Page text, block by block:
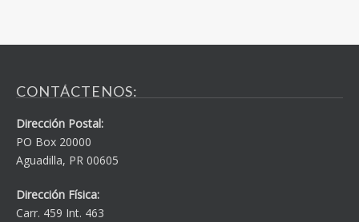
CONTÁCTENOS:
Dirección Postal:
PO Box 20000
Aguadilla, PR 00605
Dirección Física:
Carr. 459 Int. 463